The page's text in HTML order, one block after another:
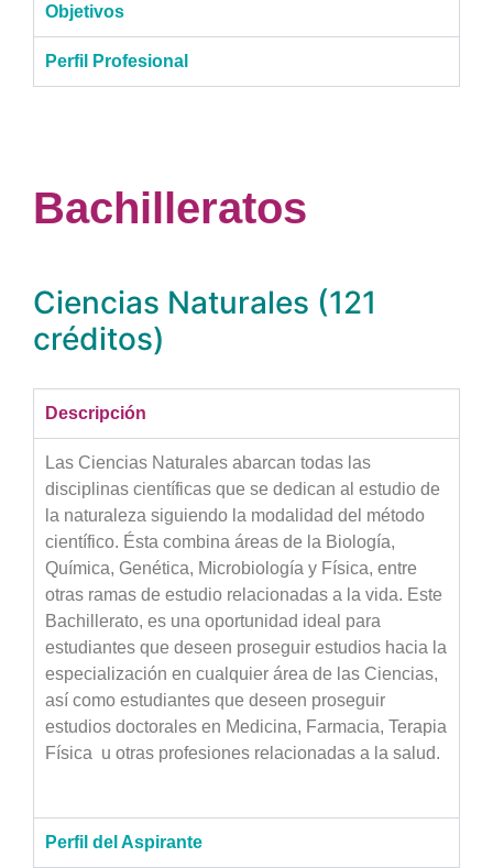
Objetivos
Perfil Profesional
Bachilleratos
Ciencias Naturales (121
créditos)
Descripción
Las Ciencias Naturales abarcan todas las
disciplinas científicas que se dedican al estudio de
la naturaleza siguiendo la modalidad del método
científico. Ésta combina áreas de la Biología,
Química, Genética, Microbiología y Física, entre
otras ramas de estudio relacionadas a la vida. Este
Bachillerato, es una oportunidad ideal para
estudiantes que deseen proseguir estudios hacia la
especialización en cualquier área de las Ciencias,
así como estudiantes que deseen proseguir
estudios doctorales en Medicina, Farmacia, Terapia
Física u otras profesiones relacionadas a la salud.
Perfil del Aspirante